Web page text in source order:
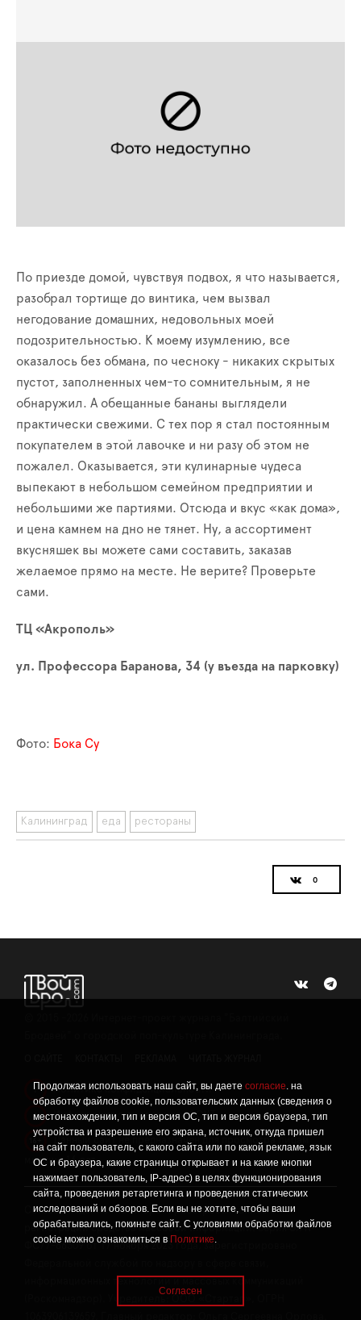
Продолжая использовать наш сайт, вы даете согласие. на
обработку файлов cookie, пользовательских данных (сведения о
местонахождении, тип и версия ОС, тип и версия браузера, тип
устройства и разрешение его экрана, источник, откуда пришел
на сайт пользователь, с какого сайта или по какой рекламе, язык
ОС и браузера, какие страницы открывает и на какие кнопки
нажимает пользователь, IP-адрес) в целях функционирования
сайта, проведения ретаргетинга и проведения статических
исследований и обзоров. Если вы не хотите, чтобы ваши
обрабатывались, покиньте сайт. С условиями обработки файлов
cookie можно ознакомиться в Политике.
Согласен
По приезде домой, чувствуя подвох, я что называется,
разобрал тортище до винтика, чем вызвал
негодование домашних, недовольных моей
подозрительностью. К моему изумлению, все
оказалось без обмана, по чесноку - никаких скрытых
пустот, заполненных чем-то сомнительным, я не
обнаружил. А обещанные бананы выглядели
практически свежими. С тех пор я стал постоянным
покупателем в этой лавочке и ни разу об этом не
пожалел. Оказывается, эти кулинарные чудеса
выпекают в небольшом семейном предприятии и
небольшими же партиями. Отсюда и вкус «как дома»,
и цена камнем на дно не тянет. Ну, а ассортимент
вкусняшек вы можете сами составить, заказав
желаемое прямо на месте. Не верите? Проверьте
сами.
ТЦ «Акрополь»
ул. Профессора Баранова, 34 (у въезда на парковку)
Фото: Бока Су
Калининград еда рестораны
! Политика конфиденциальности
! Информация о проведении СОУТ
Данный сайт не предназначен для просмотра лицам
младше 16 лет.
Сетевое издание «Твой Бро», реестровая запись о
регистрации средства массовой информации: серия Эл №
ФС77-86309 от 17 ноября 2023 года, зарегистрировано